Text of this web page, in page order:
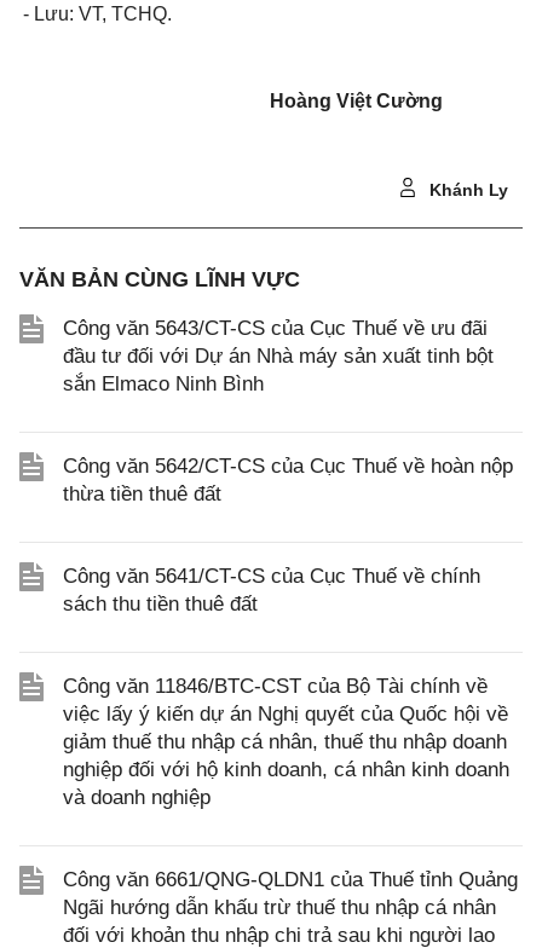
- Lưu: VT, TCHQ.
Hoàng Việt Cường
Khánh Ly
VĂN BẢN CÙNG LĨNH VỰC
Công văn 5643/CT-CS của Cục Thuế về ưu đãi
đầu tư đối với Dự án Nhà máy sản xuất tinh bột
sắn Elmaco Ninh Bình
Công văn 5642/CT-CS của Cục Thuế về hoàn nộp
thừa tiền thuê đất
Công văn 5641/CT-CS của Cục Thuế về chính
sách thu tiền thuê đất
Công văn 11846/BTC-CST của Bộ Tài chính về
việc lấy ý kiến dự án Nghị quyết của Quốc hội về
giảm thuế thu nhập cá nhân, thuế thu nhập doanh
nghiệp đối với hộ kinh doanh, cá nhân kinh doanh
và doanh nghiệp
Công văn 6661/QNG-QLDN1 của Thuế tỉnh Quảng
Ngãi hướng dẫn khấu trừ thuế thu nhập cá nhân
đối với khoản thu nhập chi trả sau khi người lao